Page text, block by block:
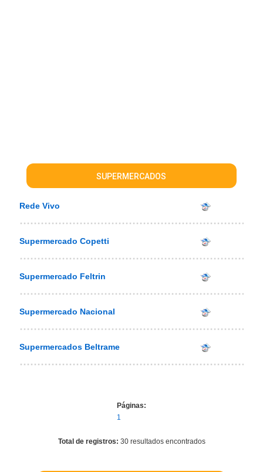
SUPERMERCADOS
Rede Vivo
Supermercado Copetti
Supermercado Feltrin
Supermercado Nacional
Supermercados Beltrame
Páginas:
1
Total de registros: 30 resultados encontrados